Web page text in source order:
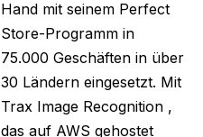
Hand mit seinem Perfect
Store-Programm in
75.000 Geschäften in über
30 Ländern eingesetzt. Mit
Trax Image Recognition ,
das auf AWS gehostet